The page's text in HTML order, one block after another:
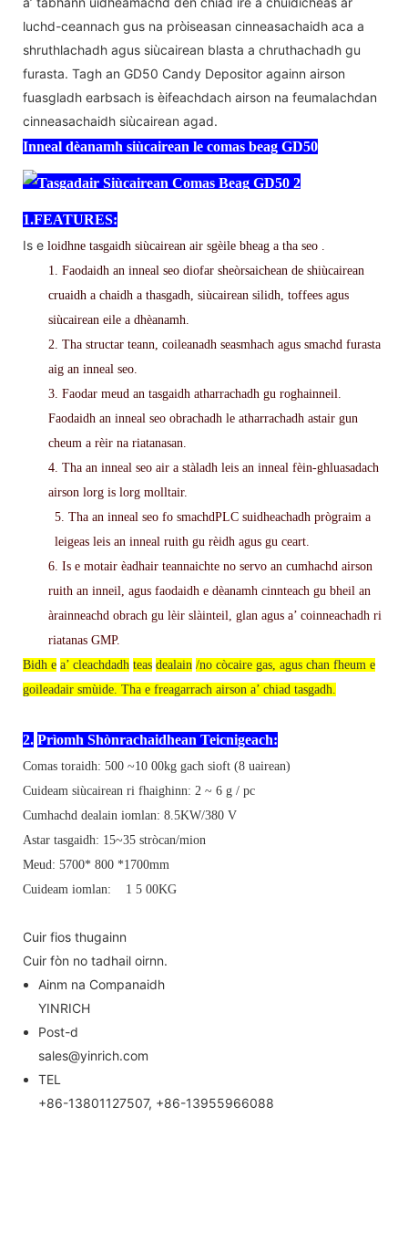
luchd-ceannach gus na pròiseasan cinneasachaidh aca a
shruthlachadh agus siùcairean blasta a chruthachadh gu
furasta. Tagh an GD50 Candy Depositor againn airson
fuasgladh earbsach is èifeachdach airson na feumalachdan
cinneasachaidh siùcairean agad.
Inneal dèanamh siùcairean le comas beag GD50
1.FEATURES:
Is e loidhne tasgaidh siùcairean air sgèile bheag a tha seo
1. Faodaidh an inneal seo diofar sheòrsaichean de shiùcairean
cruaidh a chaidh a thasgadh, siùcairean silidh, toffees agus
siùcairean eile a dhèanamh.
2. Tha structar teann, coileanadh seasmhach agus smachd furasta
aig an inneal seo.
3. Faodar meud an tasgaidh atharrachadh gu roghainneil.
Faodaidh an inneal seo obrachadh le atharrachadh astair gun
cheum a rèir na riatanasan.
4. Tha an inneal seo air a stàladh leis an inneal fèin-ghluasadach
airson lorg is lorg molltair.
5. Tha an inneal seo fo smachdPLC suidheachadh prògraim a
leigeas leis an inneal ruith gu rèidh agus gu ceart.
6. Is e motair èadhair teannaichte no servo an cumhachd airson
ruith an inneil, agus faodaidh e dèanamh cinnteach gu bheil an
àrainneachd obrach gu lèir slàinteil, glan agus a’ coinneachadh ri
riatanas GMP.
Bidh e a’ cleachdadh teas dealain /no còcaire gas, agus chan fheum e
goileadair smùide. Tha e freagarrach airson a’ chiad tasgadh.
2. Prìomh Shònrachaidhean Teicnigeach:
Comas toraidh: 500 ~10 00kg gach sioft (8 uairean)
Cuideam siùcairean ri fhaighinn: 2 ~ 6 g / pc
Cumhachd dealain iomlan: 8 .5KW/380 V
Astar tasgaidh: 1 5~35 stròcan/mion
Meud: 5700* 800 *1700mm
Cuideam iomlan:
1 5 00KG
Cuir fios thugainn
Cuir fòn no tadhail oirnn.
Ainm na Companaidh
YINRICH
Post-d
sales@yinrich.com
TEL
+86-13801127507, +86-13955966088